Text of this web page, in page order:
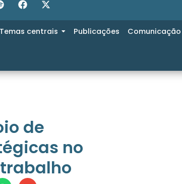
Temas centrais Publicações Comunicação
de
no